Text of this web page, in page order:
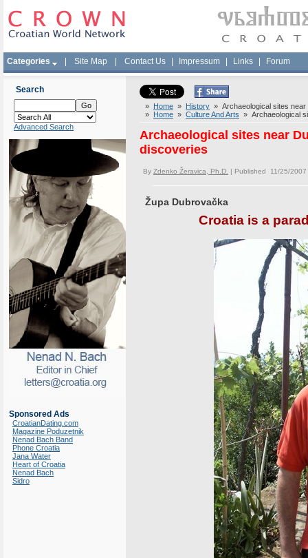
Categories Site Map Contact Us Impressum Links Forum
Search
Advanced Search
Sponsored Ads
CroatianDating.com
Magazine Poduzetnik
Nenad Bach Band
Phone Croatia
Jana Water
Heart of Croatia
Nenad Bach
Sidro
» Home » History » Archaeological sites
» Home » Culture And Arts » Archaeological
Archaeological sites near
discoveries
By Zdenko Žeravica, Ph.D. | Published 11/25/
Župa Dubrovačka
Croatia is a